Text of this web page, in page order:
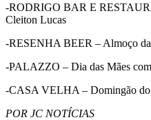
-RODRIGO BAR E
Cleiton Lucas
-RESENHA BEER – Almoço
-PALAZZO – Dia das Mães
-CASA VELHA – Domingão
POR JC NOTÍCIAS